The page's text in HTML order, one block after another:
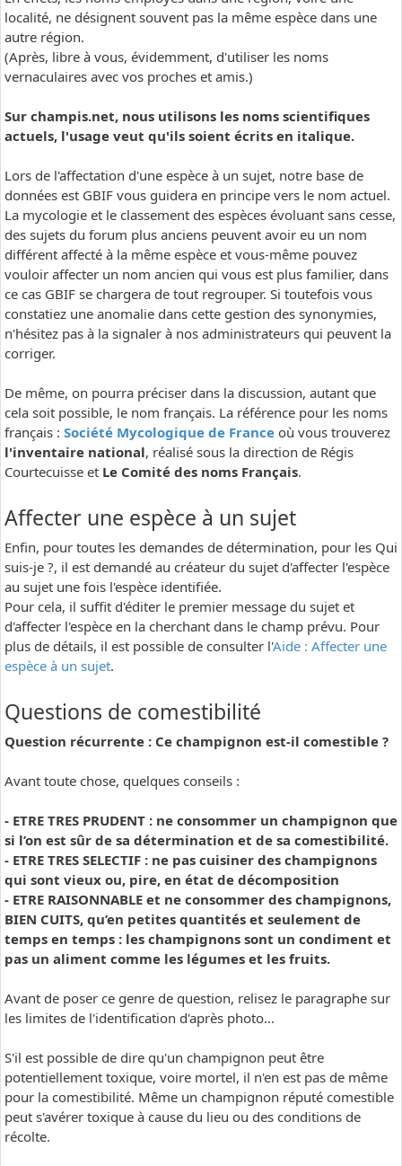
localité, ne désignent souvent pas la même espèce dans une
autre région.
(Après, libre à vous, évidemment, d'utiliser les noms
vernaculaires avec vos proches et amis.)
Sur champis.net, nous utilisons les noms scientifiques
actuels, l'usage veut qu'ils soient écrits en italique.
Lors de l'affectation d'une espèce à un sujet, notre base de
données est GBIF vous guidera en principe vers le nom actuel.
La mycologie et le classement des espèces évoluant sans cesse,
des sujets du forum plus anciens peuvent avoir eu un nom
différent affecté à la même espèce et vous-même pouvez
vouloir affecter un nom ancien qui vous est plus familier, dans
ce cas GBIF se chargera de tout regrouper. Si toutefois vous
constatiez une anomalie dans cette gestion des synonymies,
n'hésitez pas à la signaler à nos administrateurs qui peuvent la
corriger.
De même, on pourra préciser dans la discussion, autant que
cela soit possible, le nom français. La référence pour les noms
français : Société Mycologique de France où vous trouverez
l'inventaire national, réalisé sous la direction de Régis
Courtecuisse et Le Comité des noms Français.
Affecter une espèce à un sujet
Enfin, pour toutes les demandes de détermination, pour les Qui
suis-je ?, il est demandé au créateur du sujet d'affecter l'espèce
au sujet une fois l'espèce identifiée.
Pour cela, il suffit d'éditer le premier message du sujet et
d'affecter l'espèce en la cherchant dans le champ prévu. Pour
plus de détails, il est possible de consulter l'Aide : Affecter une
espèce à un sujet.
Questions de comestibilité
Question récurrente : Ce champignon est-il comestible ?
Avant toute chose, quelques conseils :
- ETRE TRES PRUDENT : ne consommer un champignon que
si l’on est sûr de sa détermination et de sa comestibilité.
- ETRE TRES SELECTIF : ne pas cuisiner des champignons
qui sont vieux ou, pire, en état de décomposition
- ETRE RAISONNABLE et ne consommer des champignons,
BIEN CUITS, qu’en petites quantités et seulement de
temps en temps : les champignons sont un condiment et
pas un aliment comme les légumes et les fruits.
Avant de poser ce genre de question, relisez le paragraphe sur
les limites de l'identification d'après photo...
S'il est possible de dire qu'un champignon peut être
potentiellement toxique, voire mortel, il n'en est pas de même
pour la comestibilité. Même un champignon réputé comestible
peut s'avérer toxique à cause du lieu ou des conditions de
récolte.